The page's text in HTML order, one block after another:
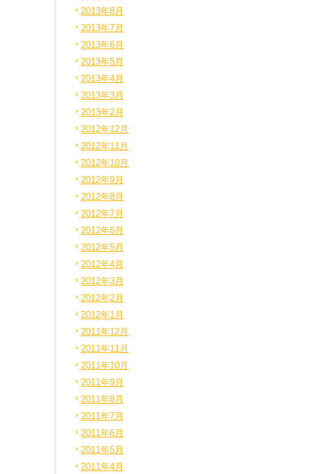
2013年8月
2013年7月
2013年6月
2013年5月
2013年4月
2013年3月
2013年2月
2012年12月
2012年11月
2012年10月
2012年9月
2012年8月
2012年7月
2012年6月
2012年5月
2012年4月
2012年3月
2012年2月
2012年1月
2011年12月
2011年11月
2011年10月
2011年9月
2011年8月
2011年7月
2011年6月
2011年5月
2011年4月